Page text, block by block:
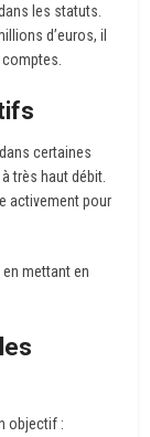
les statuts.
d’euros, il
certaines
très haut débit.
activement pour
en mettant en
objectif :